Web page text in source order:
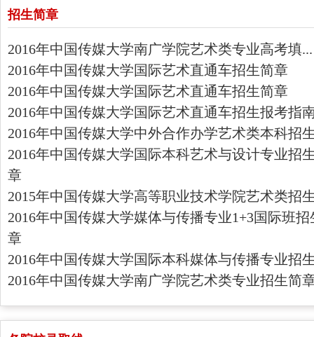
招生简章
2016年中国传媒大学南广学院艺术类专业高考填...
2016年中国传媒大学国际艺术直通车招生简章
2016年中国传媒大学国际艺术直通车招生简章
2016年中国传媒大学国际艺术直通车招生报考指
2016年中国传媒大学中外合作办学艺术类本科招
2016年中国传媒大学国际本科艺术与设计专业招
章
2015年中国传媒大学高等职业技术学院艺术类招
2016年中国传媒大学媒体与传播专业1+3国际班招
章
2016年中国传媒大学国际本科媒体与传播专业招
2016年中国传媒大学南广学院艺术类专业招生简